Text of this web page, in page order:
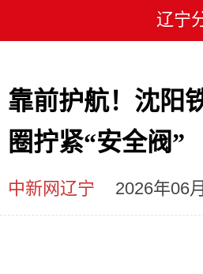
辽宁
靠前护航！沈阳
圈拧紧“安全阀”
中新网辽宁 2026年06